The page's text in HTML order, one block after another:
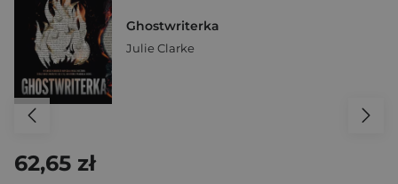
Ghostwriterka
Julie Clarke
62,65 zł